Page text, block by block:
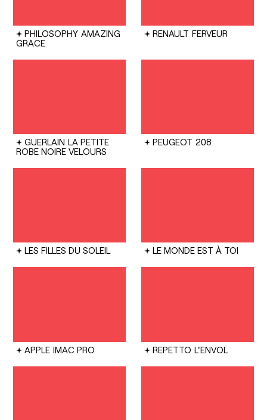
PHILOSOPHY AMAZING
GRACE
RENAULT FERVEUR
GUERLAIN LA PETITE
ROBE NOIRE VELOURS
PEUGEOT 208
LES FILLES DU SOLEIL LE MONDE EST À TOI
APPLE IMAC PRO REPETTO L'ENVOL